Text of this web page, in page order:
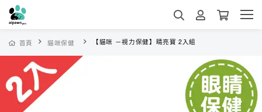
首頁 貓咪保健 【貓咪 －視力保健】睛亮寶 2入組